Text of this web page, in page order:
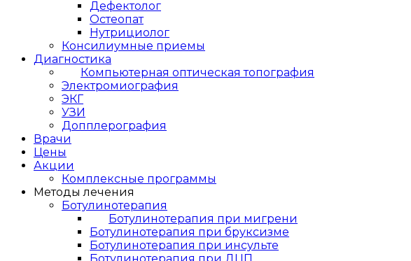
Дефектолог
Остеопат
Нутрициолог
Консилиумные приемы
Диагностика
Компьютерная оптическая топография
Электромиография
ЭКГ
УЗИ
Допплерография
Врачи
Цены
Акции
Комплексные программы
Методы лечения
Ботулинотерапия
Ботулинотерапия при мигрени
Ботулинотерапия при бруксизме
Ботулинотерапия при инсульте